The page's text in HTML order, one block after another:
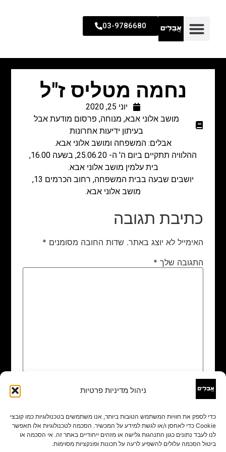
ניהול מדיניות פרטיות
כדי לספק את חוויות המשתמש הטובות ביותר, אנו משתמשים בטכנולוגיות כמו קובצי
Cookie כדי לאחסן ו/או לגשת למידע על המכשיר. הסכמה לטכנולוגיות אלו תאפשר
לנו לעבד נתונים כגון התנהגות גלישה או מזהים ייחודיים באתר זה. אי הסכמה או
ביטול הסכמה עלולים להשפיע לרעה על תכונות ופונקציות מסוימות.
03-9786680
נחמה מטליס ז"ל
יוני 25, 2020
מושב אלוני אבא, מנוחה, פרסום מודעת אבל
בעיתון ידיעות אחרונות
אבלים: המשפחה ומושב אלוני אבא.
ההלוויה תתקיים ביום ה' ה- 25.06.20, בשעה 16.00,
בית עלמין מושב אלוני אבא.
יושבים שבעה בבית המשפחה, רחוב הכרמים 13,
מושב אלוני אבא.​
כתיבת תגובה
האימייל לא יוצג באתר. שדות החובה מסומנים *
התגובה שלך *
שם
אימייל*